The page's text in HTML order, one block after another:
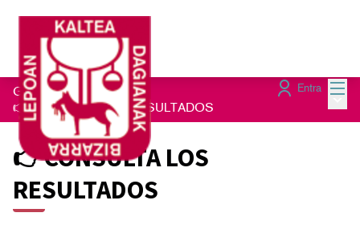
Entra
Gau Beltz Gaztea 2026/
👉CONSULTA LOS RESULTADOS
👉CONSULTA LOS
RESULTADOS